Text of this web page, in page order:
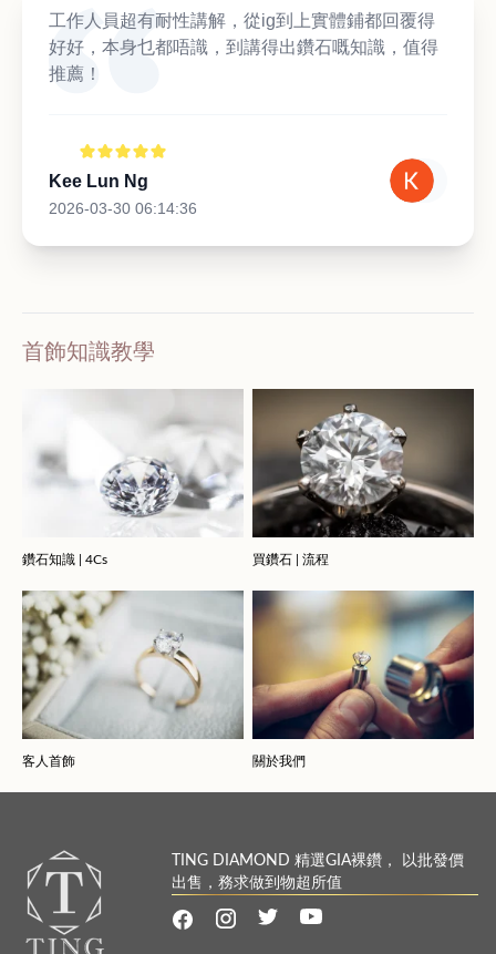
工作人員超有耐性講解，從ig到上實體鋪都回覆得
好好，本身乜都唔識，到講得出鑽石嘅知識，值得
推薦！
Kee Lun Ng
2026-03-30 06:14:36
首飾知識教學
鑽石知識 | 4Cs 買鑽石 | 流程
客人首飾 關於我們
TING DIAMOND 精選GIA裸鑽， 以批發價
出售，務求做到物超所值